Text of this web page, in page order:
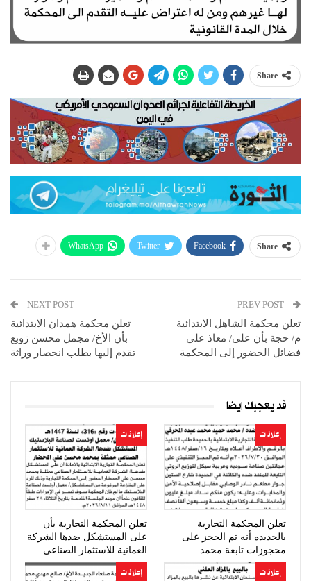
Share
Share
Facebook
Twitter
WhatsApp
تعلن محكمة الشاهل الابتدائية
م/ حجة بأن على/ معاذ علي
فضائل الحضور إلى المحكمة
NEXT POST
تعلن محكمة همدان الابتدائية
بأن الأخ/ مجمل محسن زوبع
تقدم إليها بطلب انحصار وراثة
قد يعجبك ايضا
إعلانات
تعلن المحكمة التجارية
بالحديده أنه تم الحجز على
محجوزات تابعة محمد
المحرقي
إعلانات
تعلن المحكمة التجارية بأن
على المستشكل ضدها الشركة
العمانية للاستثمار الصناعي
الحضور…
إعلانات إعلانات